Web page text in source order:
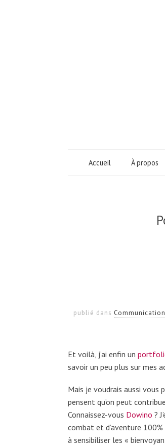
Accueil À propos
publié dans
Et voilà, j’ai enfin un
savoir un peu plus sur mes
Mais je voudrais aussi vous
pensent qu’on peut
Connaissez-vous Dowino ?
combat et d’aventure
à sensibiliser les «